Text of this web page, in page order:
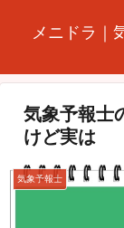
メニドラ｜
気象予報士
けど実は
気象予報士